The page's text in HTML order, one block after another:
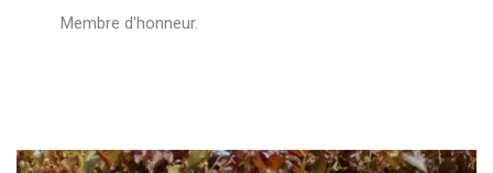
Membre d'honneur.